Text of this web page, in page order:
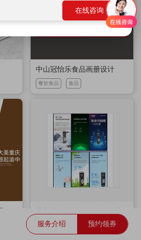
中山冠怡乐食品画册设计
餐饮食品 食品
金融科技
服务介绍 预约领券
在线咨询